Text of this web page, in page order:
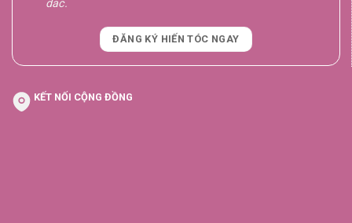
dac.
ĐĂNG KÝ HIẾN TÓC NGAY
KẾT NỐI CỘNG ĐỒNG